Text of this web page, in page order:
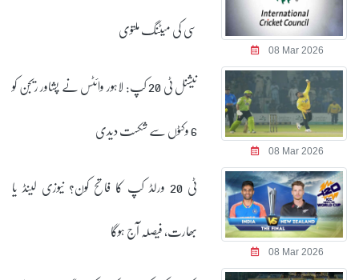
08 Mar 2026
سی کی میٹنگ ملتوی
08 Mar 2026
نیشنل ٹی 20 کپ: لاہور وائٹس نے پشاور ریجن کو
6 وکٹوں سے شکست دیدی
08 Mar 2026
ٹی 20 ورلڈ کپ کا فاتح کون؟ نیوزی لینڈ یا
بھارت، فیصلہ آج ہوگا